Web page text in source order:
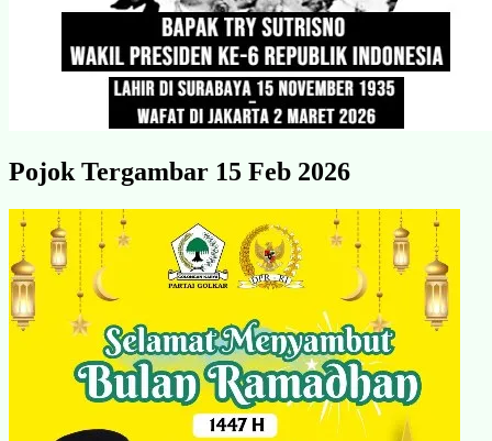
Pojok Tergambar 15 Feb 2026